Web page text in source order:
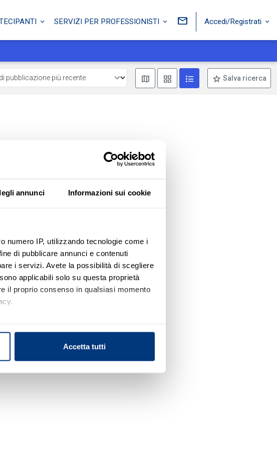
annunci Informazioni sui cookie
numero IP, utilizzando tecnologie come i
di pubblicare annunci e contenuti
i servizi. Avete la possibilità di scegliere
applicabili solo su questa proprietà
il proprio consenso in qualsiasi momento
specifiche (impronte
Accetta tutti
SERVIZI PER PROFESSIONISTI Accedi/Registrati
Mostra mappaMostra come box
Mostra come lista
Salva ricerca
filtri o